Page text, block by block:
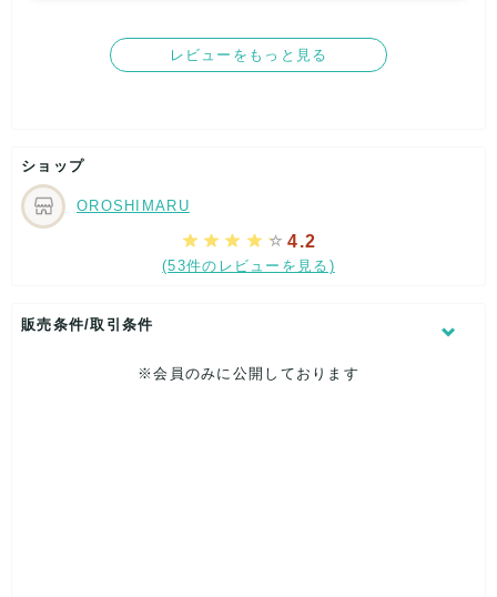
▼ 数量限定ですのでお早めに▼
MoonStar 810s 確定入りでこの価格は今だけ! まとめ仕入れや
1つ22.5の婦人靴、1つ28cmのメンズの靴があった以外は全
B品相当と思えた商品は1つだけでしたが、その商品ですらや
やかすれている部分があったもののそれすらも素敵なデザイ
ンだったので問題に感じませんでした。
靴は箱をつけると送料が高くなってしまう傾向があるため、
一部の商品はせどりではなくてオフラインでお会いできる知
レビューをもっと見る
ショップ
OROSHIMARU
4.2
(53件のレビューを見る)
販売条件/取引条件
※会員のみに公開しております